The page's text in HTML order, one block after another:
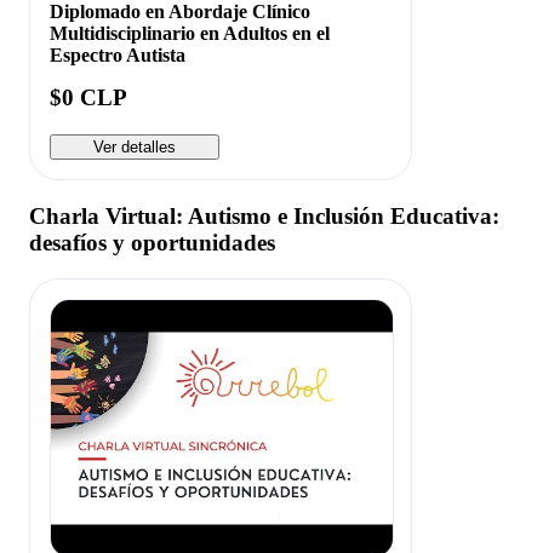
Diplomado en Abordaje Clínico
Multidisciplinario en Adultos en el
Espectro Autista
$0 CLP
Ver detalles
Charla Virtual: Autismo e Inclusión Educativa:
desafíos y oportunidades